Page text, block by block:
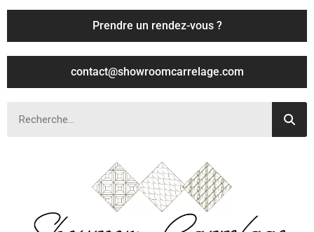
Prendre un rendez-vous ?
contact@showroomcarrelage.com